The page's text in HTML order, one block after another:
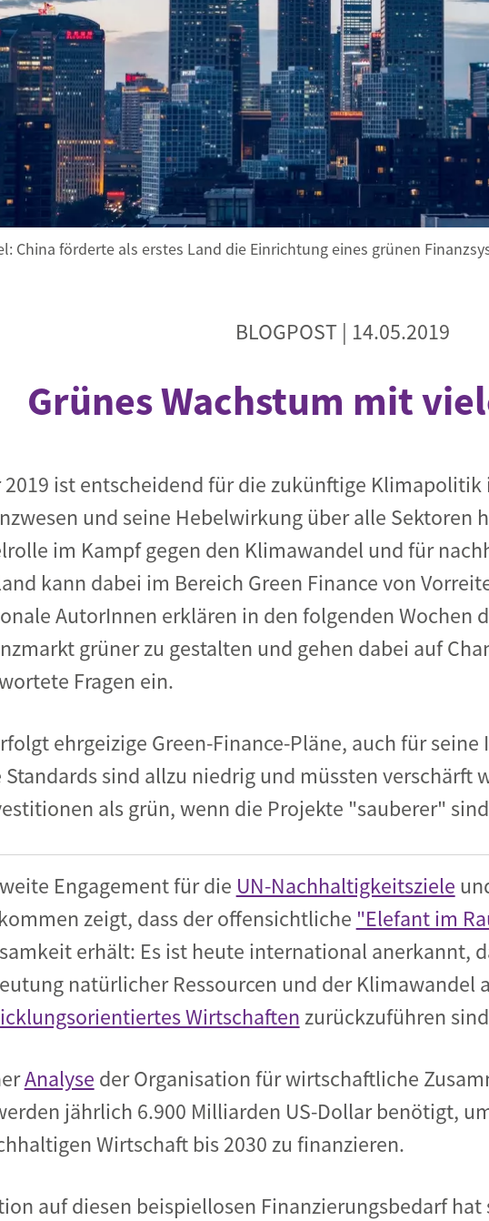
Finanzen & Handel
Finance
Handel
& Kreislaufwirtschaft
Begegnung und Dialog
Bildungsmaterialien
Zukunftsfähige Digitalisierung
Klima- und Umweltklagen
Die Klimaklage: Saúl vs. RWE
Zukunftsklage
China förderte als erstes Land die Einrichtung eines grünen
BLOGPOST | 14.05.2019
Grünes Wachstum mit
2019 ist entscheidend für die zukünftige
und seine Hebelwirkung über alle Sektoren
im Kampf gegen den Klimawandel und für
kann dabei im Bereich Green Finance von
AutorInnen erklären in den folgenden Wochen
grüner zu gestalten und gehen dabei auf
Fragen ein.
ehrgeizige Green-Finance-Pläne, auch für
Standards sind allzu niedrig und müssten verschärft
als grün, wenn die Projekte "sauberer"
Engagement für die UN-Nachhaltigkeitsziele
zeigt, dass der offensichtliche "Elefant im
erhält: Es ist heute international anerkannt,
natürlicher Ressourcen und der Klimawandel
Wirtschaftenzurückzuführen
Analyse der Organisation für wirtschaftliche
jährlich 6.900 Milliarden US-Dollar benötigt,
Wirtschaft bis 2030 zu finanzieren.
auf diesen beispiellosen Finanzierungsbedarf